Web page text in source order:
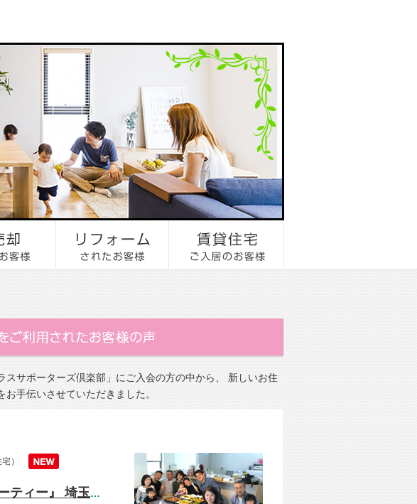
サポーターズ倶楽部」にご入会の方の中から、 新しいお住
手伝いさせていただきました。
）
開催しました! 『新築お披露目パーティー』 埼玉県三郷市 M様宅